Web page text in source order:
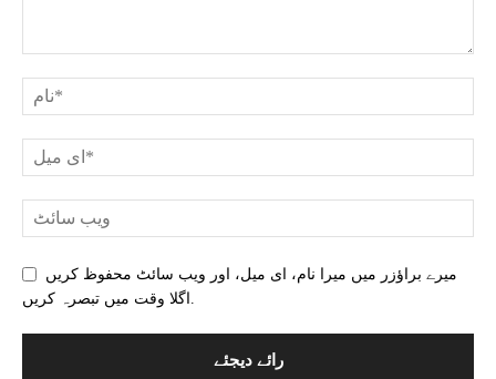
میرے براؤزر میں میرا نام، ای میل، اور ویب سائٹ محفوظ کریں